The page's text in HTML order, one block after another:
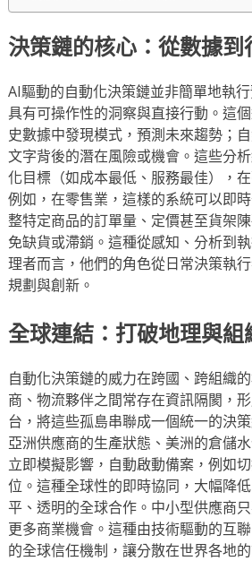
決策鏈的核心：從數據
AI驅動的自動化決策鏈並非簡單地執
具有可操作性的洞察與直接行動。這
史數據中發現模式，預測未來趨勢；
文字背後的潛在風險或機會。這些分
化目標（如成本最低、服務最佳），
例如，在零售業，這樣的系統可以即
整特定商品的訂單量、定價甚至貨架
免缺貨或滯銷。這種從感知、分析到
理者而言，他們的角色從日常決策執
規劃與創新。
全球連結：打破地理與
自動化決策鏈的威力在跨國、跨組織
商、物流夥伴之間常存在資訊隔閡，
台，將這些孤島串聯成一個統一的決
亞洲供應商的生產狀態、美洲的倉儲
立即模擬影響，自動啟動備案，例如
位。這種全球性的即時協同，大幅降
平、透明的全球合作。中小型供應商
更多商業機會。這種由技術驅動的互
的全球信任機制，讓分散在世界各地